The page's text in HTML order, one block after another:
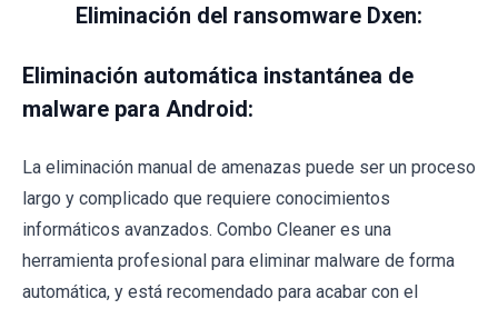
Eliminación del ransomware Dxen:
Eliminación automática instantánea de
malware para Android:
La eliminación manual de amenazas puede ser un proceso
largo y complicado que requiere conocimientos
informáticos avanzados. Combo Cleaner es una
herramienta profesional para eliminar malware de forma
automática, y está recomendado para acabar con el